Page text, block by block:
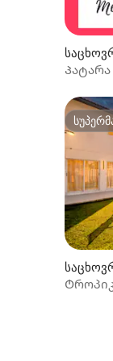
Პატარა
d)